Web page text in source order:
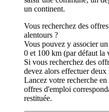
un continent.
Vous recherchez des
alentours ?
Vous pouvez y associer
0 et 100 km (par défaut la
Si vous recherchez des
devez alors effectuer deux
Lancez votre recherche
offres d'emploi
restituée.